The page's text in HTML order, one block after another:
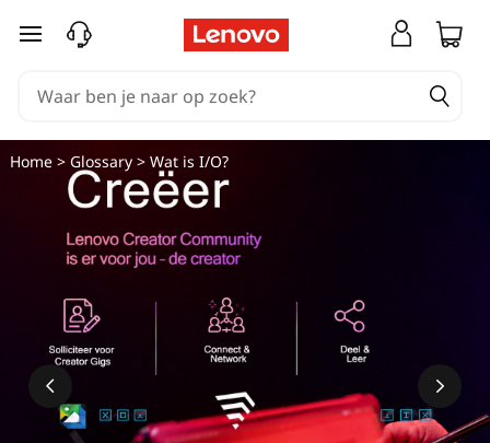
Ga naar de hoofdinhoud
Home> Glossary> Wat is I/O?